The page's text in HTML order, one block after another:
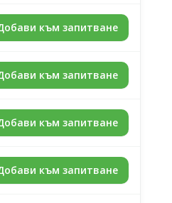
към запитване
към запитване
към запитване
към запитване